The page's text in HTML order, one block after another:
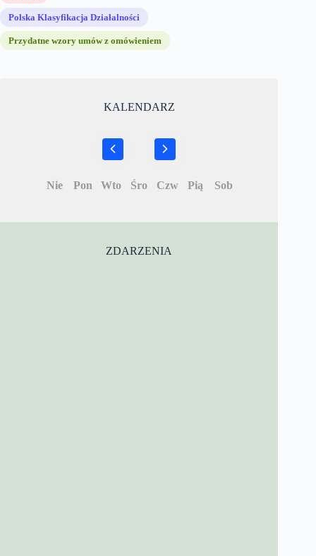
Polska Klasyfikacja Działalności
Przydatne wzory umów z omówieniem
KALENDARZ
Nie Pon Wto Śro Czw Pią Sob
ZDARZENIA